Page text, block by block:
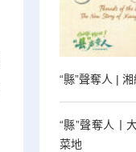
“縣”聲奪人 |
“縣”聲奪人丨
菜地